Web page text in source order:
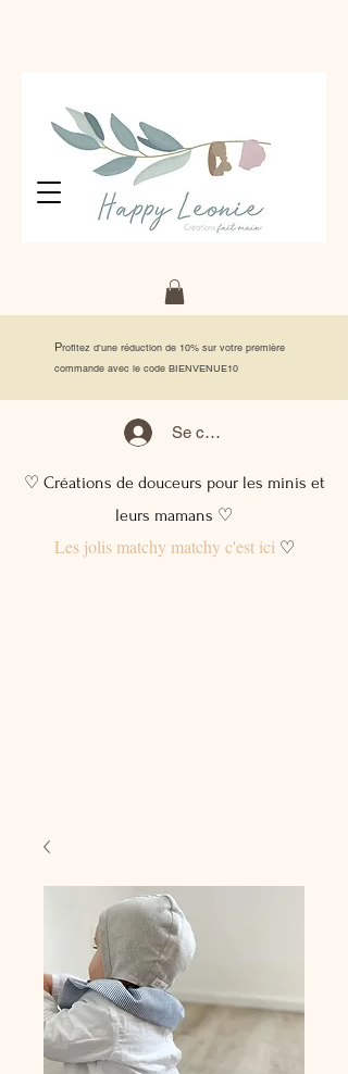
Profitez d'une réduction de 10% sur votre première
commande avec le code BIENVENUE10
Se connecter
♡ Créations de douceurs pour les minis et
leurs mamans ♡
Les jolis matchy matchy c'est ici♡